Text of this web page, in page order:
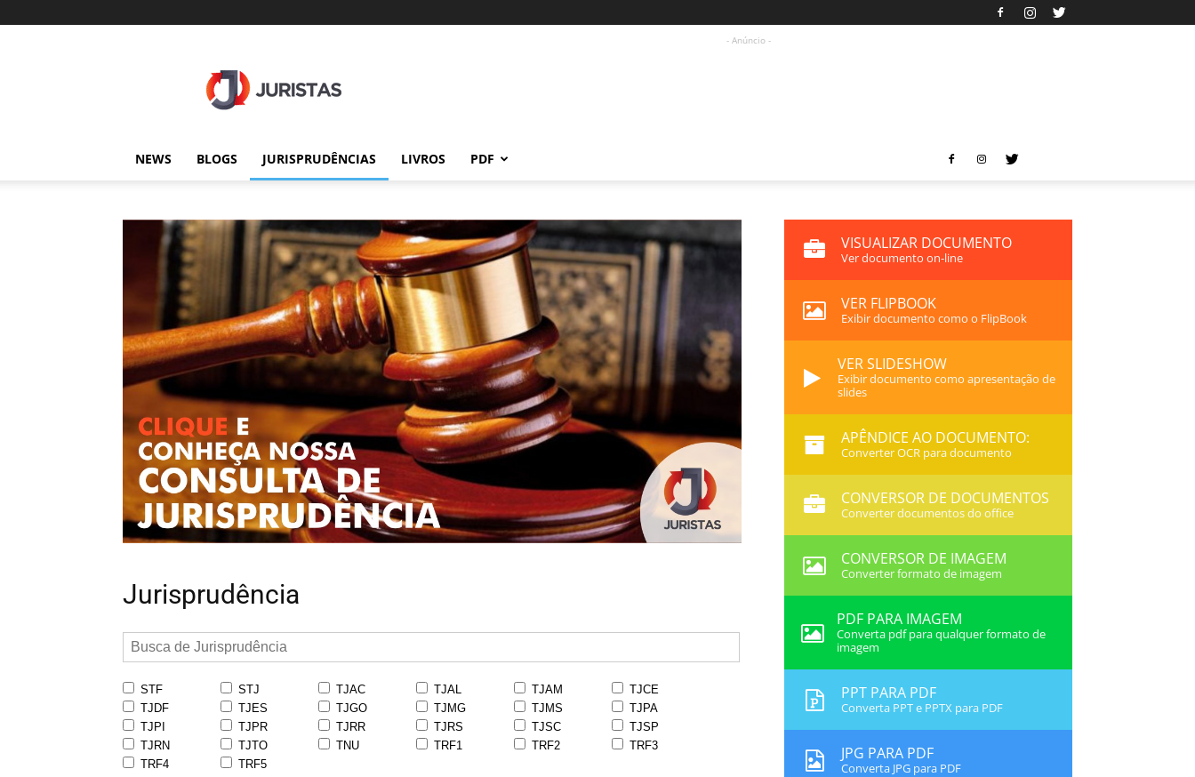
- Anúncio -
NEWS BLOGS JURISPRUDÊNCIAS LIVROS PDF
Jurisprudência
STF STJ TJAC TJAL TJAM
TJCE
TJDF
TJES TJGO TJMG TJMS
TJPA
TJPI
TJPR TJRR TJRS TJSC
TJSP
TJRN
TJTO TNU TRF1 TRF2
TRF3
TRF4
TRF5
VISUALIZAR DOCUMENTO
Ver documento on-line
VER FLIPBOOK
Exibir documento como o FlipBook
VER SLIDESHOW
Exibir documento como apresentação de
slides
APÊNDICE AO DOCUMENTO:
Converter OCR para documento
CONVERSOR DE DOCUMENTOS
Converter documentos do office
CONVERSOR DE IMAGEM
Converter formato de imagem
PDF PARA IMAGEM
Converta pdf para qualquer formato de
imagem
PPT PARA PDF
Converta PPT e PPTX para PDF
JPG PARA PDF
Converta JPG para PDF